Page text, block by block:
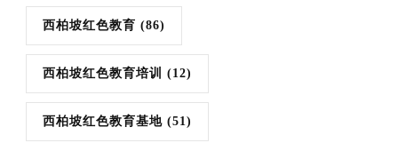
西柏坡红色教育 (86)
西柏坡红色教育培训 (12)
西柏坡红色教育基地 (51)